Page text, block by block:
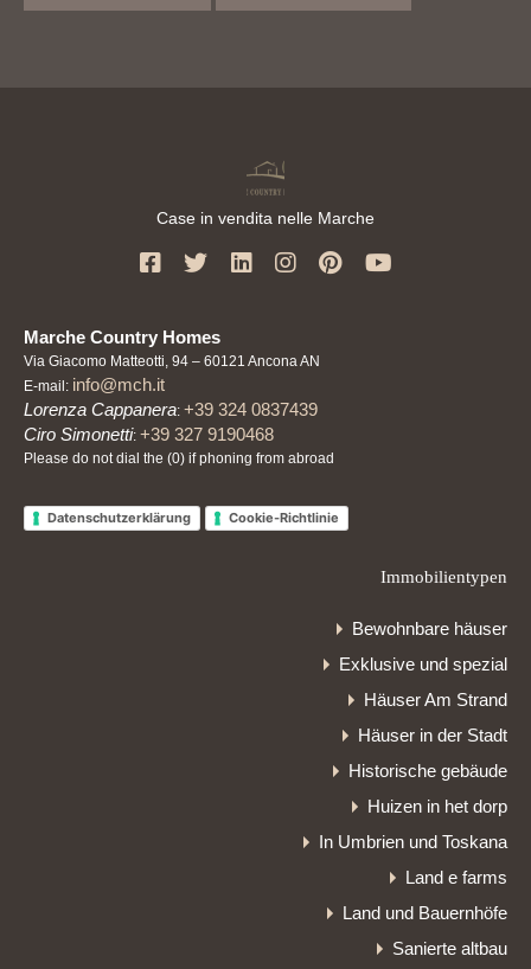
Case in vendita nelle Marche
Marche Country Homes
Via Giacomo Matteotti, 94 – 60121 Ancona AN
E-mail: info@mch.it
Lorenza Cappanera: +39 324 0837439
Ciro Simonetti: +39 327 9190468
Please do not dial the (0) if phoning from abroad
Datenschutzerklärung Cookie-Richtlinie
Immobilientypen
Bewohnbare häuser
Exklusive und spezial
Häuser Am Strand
Häuser in der Stadt
Historische gebäude
Huizen in het dorp
In Umbrien und Toskana
Land e farms
Land und Bauernhöfe
Sanierte altbau